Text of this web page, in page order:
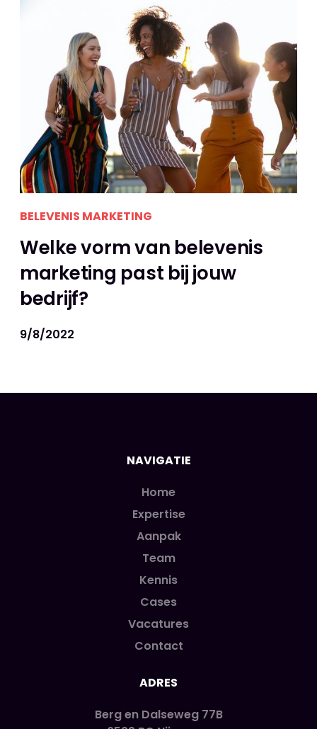
BELEVENIS MARKETING
Welke vorm van belevenis
marketing past bij jouw
bedrijf?
9/8/2022
NAVIGATIE
Home
Expertise
Aanpak
Team
Kennis
Cases
Vacatures
Contact
ADRES
Berg en Dalseweg 77B